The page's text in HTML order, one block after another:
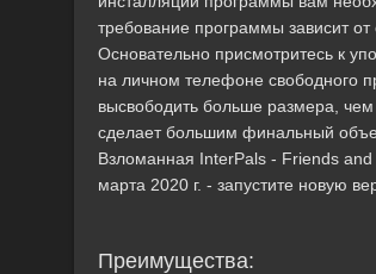
требование программы зависит
Основательно присмотритесь к
на личном телефоне свободного
высвободить больше размера,
сделает большим финальный
Взломанная InterPals - Friends
марта 2020 г. - запустите новую
Преимущества: